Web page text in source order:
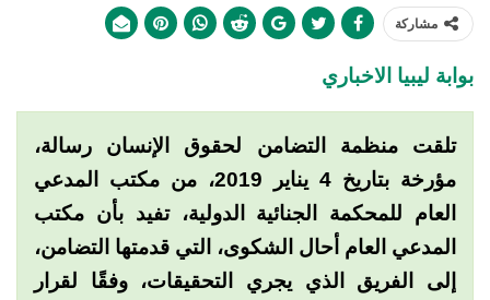
مشاركة
بوابة ليبيا الاخباري
تلقت منظمة التضامن لحقوق الإنسان رسالة،
مؤرخة بتاريخ 4 يناير 2019، من مكتب المدعي
العام للمحكمة الجنائية الدولية، تفيد بأن مكتب
المدعي العام أحال الشكوى، التي قدمتها التضامن،
إلى الفريق الذي يجري التحقيقات، وفقًا لقرار